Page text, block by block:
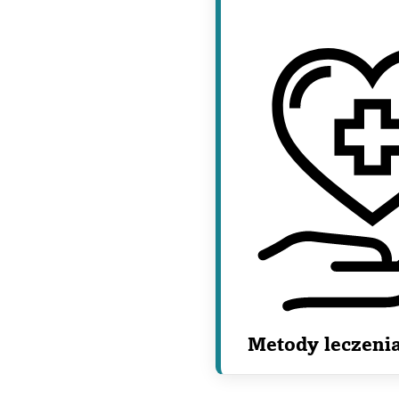
Metody